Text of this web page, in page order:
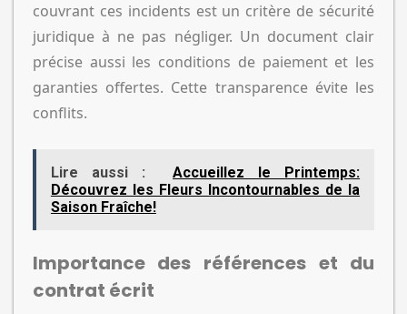
couvrant ces incidents est un critère de sécurité
juridique à ne pas négliger. Un document clair
précise aussi les conditions de paiement et les
garanties offertes. Cette transparence évite les
conflits.
Lire aussi :
Accueillez le Printemps:
Découvrez les Fleurs Incontournables de la
Saison Fraîche!
Importance des références et du
contrat écrit